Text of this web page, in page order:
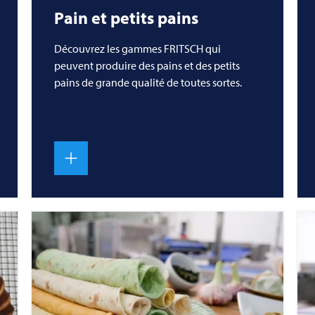
Pain et petits pains
Découvrez les gammes FRITSCHqui
peuvent produire des pains et des petits
pains de grande qualité de toutes sortes.